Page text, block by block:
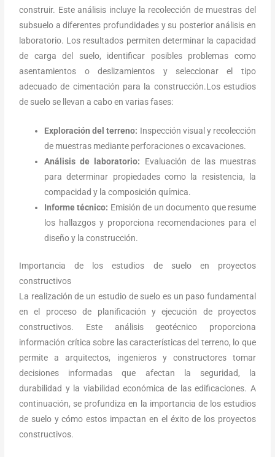
construir. Este análisis incluye la recolección de muestras del
subsuelo a diferentes profundidades y su posterior análisis en
laboratorio. Los resultados permiten determinar la capacidad
de carga del suelo, identificar posibles problemas como
asentamientos o deslizamientos y seleccionar el tipo
adecuado de cimentación para la construcción.Los estudios
de suelo se llevan a cabo en varias fases:
Exploración del terreno: Inspección visual y recolección
de muestras mediante perforaciones o excavaciones.
Análisis de laboratorio: Evaluación de las muestras
para determinar propiedades como la resistencia, la
compacidad y la composición química.
Informe técnico: Emisión de un documento que resume
los hallazgos y proporciona recomendaciones para el
diseño y la construcción.
Importancia de los estudios de suelo en proyectos
constructivos
La realización de un estudio de suelo es un paso fundamental
en el proceso de planificación y ejecución de proyectos
constructivos. Este análisis geotécnico proporciona
información crítica sobre las características del terreno, lo que
permite a arquitectos, ingenieros y constructores tomar
decisiones informadas que afectan la seguridad, la
durabilidad y la viabilidad económica de las edificaciones. A
continuación, se profundiza en la importancia de los estudios
de suelo y cómo estos impactan en el éxito de los proyectos
constructivos.